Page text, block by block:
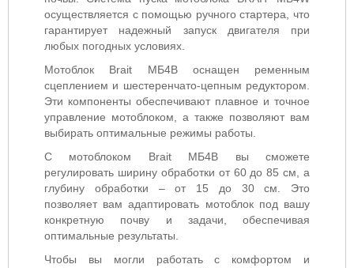
осуществляется с помощью ручного стартера, что
гарантирует надежный запуск двигателя при
любых погодных условиях.
Мотоблок Brait МБ4В оснащен ременным
сцеплением и шестеренчато-цепным редуктором.
Эти компоненты обеспечивают плавное и точное
управление мотоблоком, а также позволяют вам
выбирать оптимальные режимы работы.
С мотоблоком Brait МБ4В вы сможете
регулировать ширину обработки от 60 до 85 см, а
глубину обработки – от 15 до 30 см. Это
позволяет вам адаптировать мотоблок под вашу
конкретную почву и задачи, обеспечивая
оптимальные результаты.
Чтобы вы могли работать с комфортом и